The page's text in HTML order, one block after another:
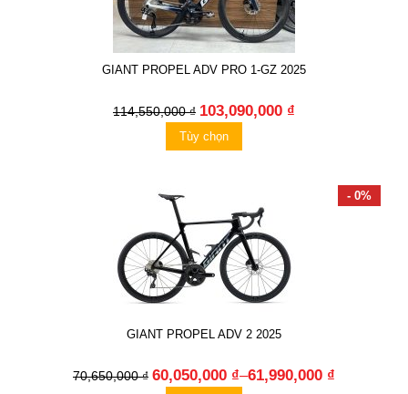
GIANT PROPEL ADV PRO 1-GZ 2025
114,550,000 ₫ 103,090,000 ₫
Tùy chọn
- 0%
GIANT PROPEL ADV 2 2025
70,650,000 ₫ 60,050,000 ₫–61,990,000 ₫